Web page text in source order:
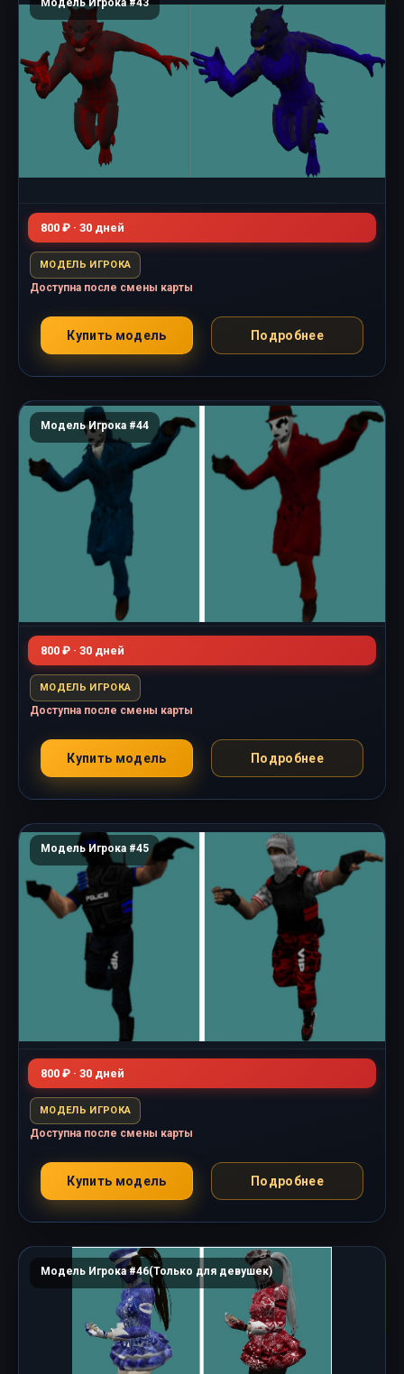
Модель Игрока #43
800 ₽ · 30 дней
МОДЕЛЬ ИГРОКА
Доступна после смены карты
Купить модель Подробнее
Модель Игрока #44
800 ₽ · 30 дней
МОДЕЛЬ ИГРОКА
Доступна после смены карты
Купить модель Подробнее
Модель Игрока #45
800 ₽ · 30 дней
МОДЕЛЬ ИГРОКА
Доступна после смены карты
Купить модель Подробнее
Модель Игрока #46(Только для девушек)